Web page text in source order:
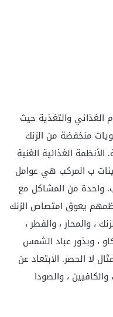
الغذائي والتغذية حيث
منخفضة من الزنك
الغذائية الغنية
ب المركب هي عوامل
واحدة من المشاكل مع
يعوق امتصاص الزنك
، والمحار ، والفطر ،
، وبذور عباد الشمس
لا الحصر. الابتعاد عن
، والصودا